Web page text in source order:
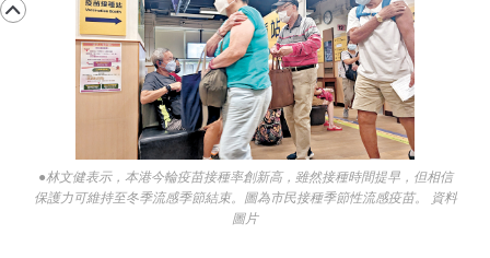
●林文健表示，本港今輪疫苗接種率創新高，雖然接種時間提早，但相信
保護力可維持至冬季流感季節結束。圖為市民接種季節性流感疫苗。 資料
圖片